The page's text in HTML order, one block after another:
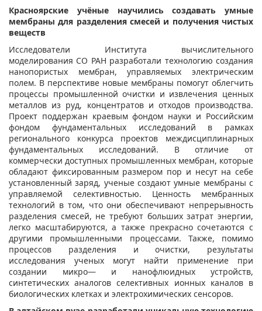
Красноярские учёные научились создавать умные
мембраны для разделения смесей и получения чистых
веществ
Исследователи Института вычислительного
моделирования СО РАН разработали технологию создания
нанопористых мембран, управляемых электрическим
полем. В перспективе новые мембраны помогут облегчить
процессы промышленной очистки и извлечения ценных
металлов из руд, концентратов и отходов производства.
Проект поддержан краевым фондом науки и Российским
фондом фундаментальных исследований в рамках
регионального конкурса проектов междисциплинарных
фундаментальных исследований. В отличие от
коммерчески доступных промышленных мембран, которые
обладают фиксированным размером пор и несут на себе
установленный заряд, ученые создают умные мембраны с
управляемой селективностью. Ценность мембранных
технологий в том, что они обеспечивают непрерывность
разделения смесей, не требуют больших затрат энергии,
легко масштабируются, а также прекрасно сочетаются с
другими промышленными процессами. Также, помимо
процессов разделения и очистки, результаты
исследования ученых могут найти применение при
создании микро— и нанофлюидных устройств,
синтетических аналогов селективных ионных каналов в
биологических клетках и электрохимических сенсоров.